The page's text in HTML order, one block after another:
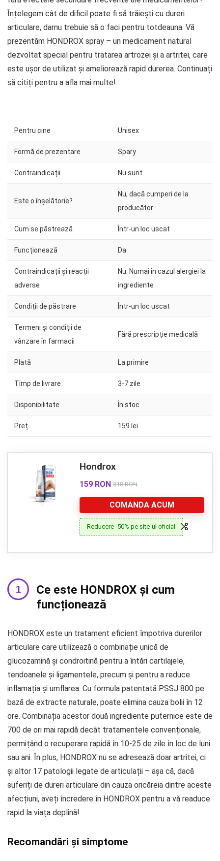
Înțelegem cât de dificil poate fi să trăiești cu dureri
articulare, darnu trebuie să o faci pentru totdeauna. Vă
prezentăm HONDROX spray – un medicament natural
dezvoltat special pentru tratarea artrozei și a artritei, care
este ușor de utilizat și ameliorează rapid durerea. Continuați
să citiți pentru a afla mai multe!
Pentru cine Unisex
Formă de prezentare Spary
Contraindicații Nu sunt
Este o înșelătorie?
Nu, dacă cumperi de la
producător
Cum se păstrează Într-un loc uscat
Funcționează Da
Contraindicații și reacții
adverse
Nu. Numai în cazul alergiei la
ingrediente
Condiții de păstrare Într-un loc uscat
Termeni și condiții de
vânzare în farmacii
Fără prescripție medicală
Plată La primire
Timp de livrare 3-7 zile
Disponibilitate În stoc
Preț 159 lei
Hondrox
159 RON 318 RON
COMANDA ACUM
Reducere -50% pe site-ul oficial
Ce este HONDROX și cum
funcționează
HONDROX este un tratament eficient împotriva durerilor
articulare care utilizează o combinație unică de
glucozamină și condroitină pentru a întări cartilajele,
tendoanele și ligamentele, precum și pentru a reduce
inflamația și umflarea. Cu formula patentată PSSJ 800 pe
bază de extracte naturale, poate elimina cauza bolii în 12
ore. Combinația acestor două ingrediente puternice este de
700 de ori mai rapidă decât tratamentele convenționale,
permițând o recuperare rapidă în 10-25 de zile în loc de luni
sau ani. În plus, HONDROX nu se adresează doar artritei, ci
și altor 17 patologii legate de articulații – așa că, dacă
suferiți de dureri articulare din cauza oricăreia dintre aceste
afecțiuni, aveți încredere în HONDROX pentru a vă readuce
rapid la viața deplină!
Recomandări și simptome